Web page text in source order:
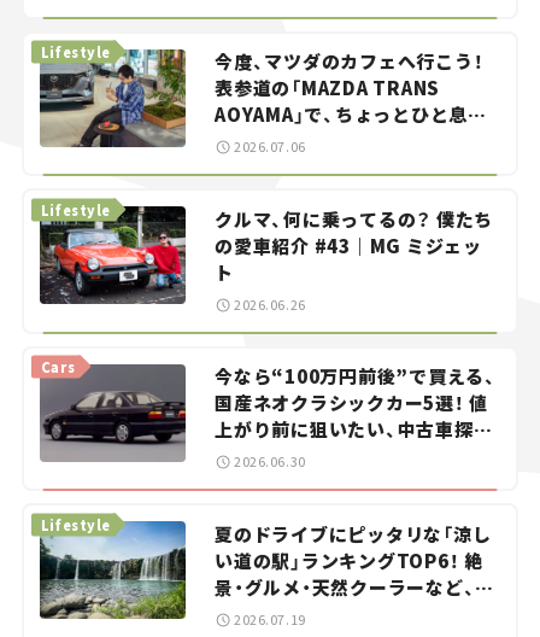
今度、マツダのカフェへ行こう！
表参道の「MAZDA TRANS
AOYAMA」で、ちょっとひと息。
——連載｜CCGとクルマでどうす
Lifestyle
2026.07.06
クルマ、何に乗ってるの？ 僕たち
の愛車紹介 #43｜MG ミジェッ
ト
Lifestyle
2026.06.26
今なら“100万円前後”で買える、
国産ネオクラシックカー5選！ 値
上がり前に狙いたい、中古車探し
をお手伝い――ちょっとイケてるマ
Cars
2026.06.30
夏のドライブにピッタリな「涼し
い道の駅」ランキングTOP6！ 絶
景・グルメ・天然クーラーなど、避
暑におすすめのスポットを紹介
Lifestyle
2026.07.19